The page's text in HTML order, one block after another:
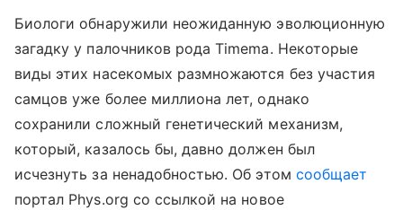
Биологи обнаружили неожиданную эволюционную
загадку у палочников рода Timema. Некоторые
виды этих насекомых размножаются без участия
самцов уже более миллиона лет, однако
сохранили сложный генетический механизм,
который, казалось бы, давно должен был
исчезнуть за ненадобностью. Об этом сообщает
портал Phys.org со ссылкой на новое